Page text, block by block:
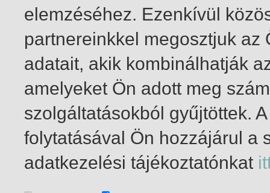
1-5 / összesen 5 találat
elemzéséhez. Ezenkívül
partnereinkkel megosztjuk
adatait, akik kombinálhatják
amelyeket Ön adott meg
szolgáltatásokból gyűjtöttek.
folytatásával Ön hozzájárul a
adatkezelési tájékoztatónkat